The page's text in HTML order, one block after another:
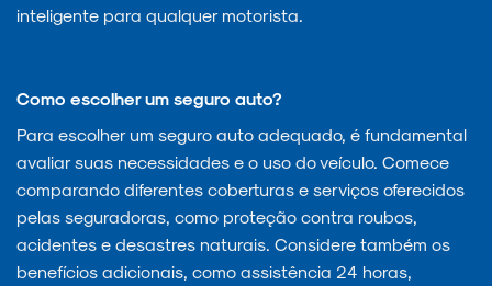
inteligente para qualquer motorista.
Como escolher um seguro auto?
Para escolher um seguro auto adequado, é fundamental
avaliar suas necessidades e o uso do veículo. Comece
comparando diferentes coberturas e serviços oferecidos
pelas seguradoras, como proteção contra roubos,
acidentes e desastres naturais. Considere também os
benefícios adicionais, como assistência 24 horas,